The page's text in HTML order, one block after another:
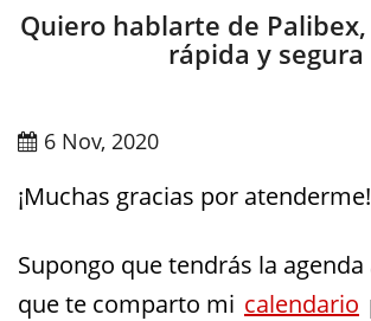
Quiero hablarte de Palibex,
rápida y segura
6 Nov, 2020
¡Muchas gracias por atenderme!
Supongo que tendrás la
que te comparto mi calendario